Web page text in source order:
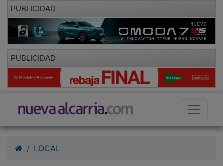
PUBLICIDAD
PUBLICIDAD